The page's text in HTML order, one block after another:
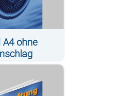
A4 ohne